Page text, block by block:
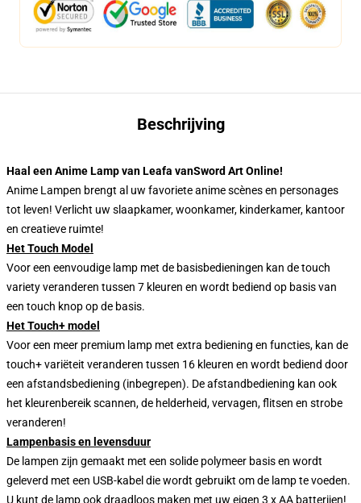
Beschrijving
Haal een Anime Lamp van Leafa vanSword Art Online!
Anime Lampen brengt al uw favoriete anime scènes en personages
tot leven! Verlicht uw slaapkamer, woonkamer, kinderkamer, kantoor
en creatieve ruimte!
Het Touch Model
Voor een eenvoudige lamp met de basisbedieningen kan de touch
variety veranderen tussen 7 kleuren en wordt bediend op basis van
een touch knop op de basis.
Het Touch+ model
Voor een meer premium lamp met extra bediening en functies, kan de
touch+ variëteit veranderen tussen 16 kleuren en wordt bediend door
een afstandsbediening (inbegrepen). De afstandbediening kan ook
het kleurenbereik scannen, de helderheid, vervagen, flitsen en strobe
veranderen!
Lampenbasis en levensduur
De lampen zijn gemaakt met een solide polymeer basis en wordt
geleverd met een USB-kabel die wordt gebruikt om de lamp te voeden.
U kunt de lamp ook draadloos maken met uw eigen 3 x AA batterijen!